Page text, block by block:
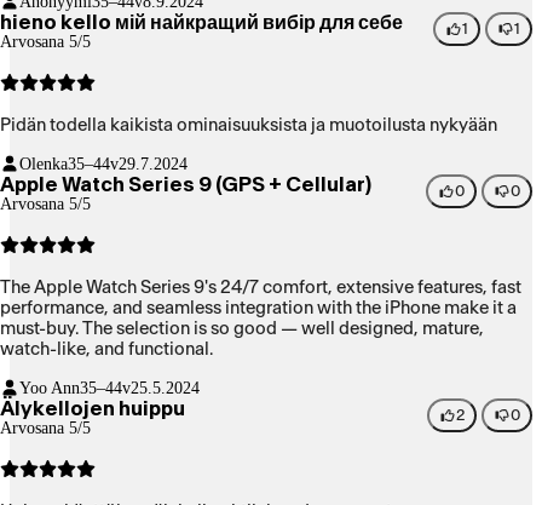
hieno kello мій найкращий вибір для себе
Arvosana 5/5
1 1
Pidän todella kaikista ominaisuuksista ja muotoilusta nykyään
Olenka35–44v29.7.2024
Apple Watch Series 9 (GPS + Cellular)
Arvosana 5/5
0 0
The Apple Watch Series 9's 24/7 comfort, extensive features, fast
performance, and seamless integration with the iPhone make it a
must-buy. The selection is so good — well designed, mature,
watch-like, and functional.
Yoo Ann35–44v25.5.2024
Älykellojen huippu
Arvosana 5/5
2 0